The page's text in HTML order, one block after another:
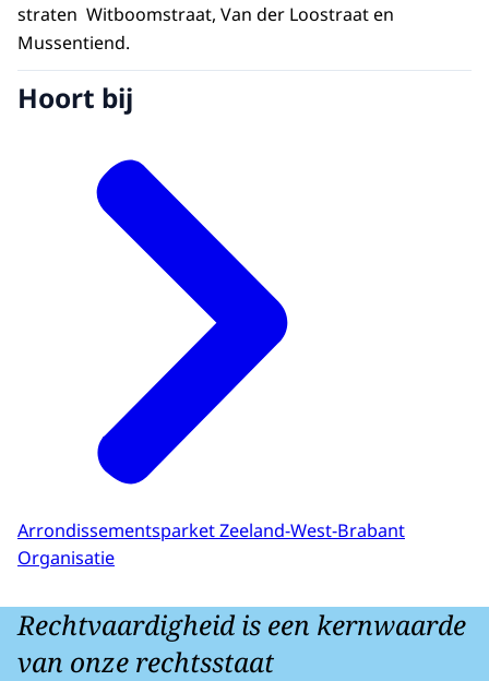
straten Witboomstraat, Van der Loostraat en
Mussentiend.
Hoort bij
Arrondissementsparket Zeeland-West-Brabant
Organisatie
Rechtvaardigheid is een kernwaarde
van onze rechtsstaat